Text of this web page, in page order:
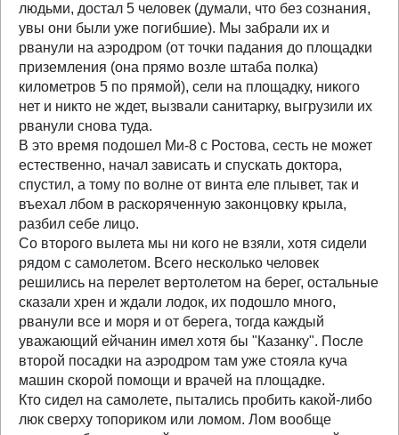
людьми, достал 5 человек (думали, что без сознания,
увы они были уже погибшие). Мы забрали их и
рванули на аэродром (от точки падания до площадки
приземления (она прямо возле штаба полка)
километров 5 по прямой), сели на площадку, никого
нет и никто не ждет, вызвали санитарку, выгрузили их
рванули снова туда.
В это время подошел Ми-8 с Ростова, сесть не может
естественно, начал зависать и спускать доктора,
спустил, а тому по волне от винта еле плывет, так и
въехал лбом в раскоряченную законцовку крыла,
разбил себе лицо.
Со второго вылета мы ни кого не взяли, хотя сидели
рядом с самолетом. Всего несколько человек
решились на перелет вертолетом на берег, остальные
сказали хрен и ждали лодок, их подошло много,
рванули все и моря и от берега, тогда каждый
уважающий ейчанин имел хотя бы "Казанку". После
второй посадки на аэродром там уже стояла куча
машин скорой помощи и врачей на площадке.
Кто сидел на самолете, пытались пробить какой-либо
люк сверху топориком или ломом. Лом вообще